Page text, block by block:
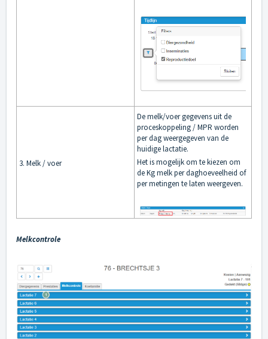
3. Melk / voer
De melk/voer gegevens uit de
proceskoppeling / MPR worden
per dag weergegeven van de
huidige lactatie.
Het is mogelijk om te kiezen om
de Kg melk per daghoeveelheid of
per metingen te laten weergeven.
Melkcontrole